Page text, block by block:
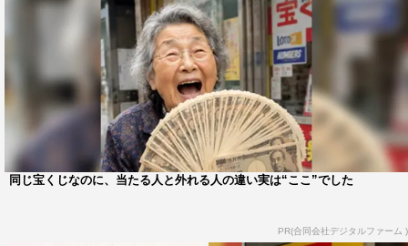
同じ宝くじなのに、当たる人と外れる人の違い実は“ここ”でした
PR(合同会社デジタルファーム )